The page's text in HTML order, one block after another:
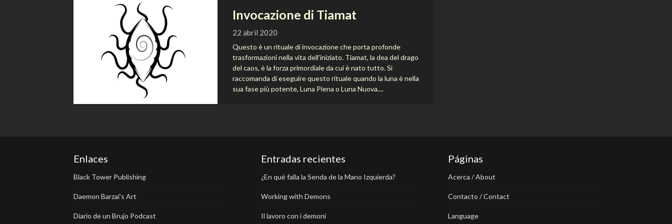
Invocazione di Tiamat
22 abril 2020
Questo è un rituale di invocazione che porta profonde
trasformazioni nella vita dell’iniziato. Tiamat, la dea del drago
del caos, è la forza primordiale da cui è nato tutto. Si
raccomanda di eseguire questo rituale quando la luna è nella
sua fase più potente, Luna Piena o Luna Nuova....
Enlaces
Black Tower Publishing
Daemon Barzai's Art
Diario de un Brujo Podcast
Entradas recientes
¿En qué falla la Senda de la Mano Izquierda?
Working with Demons
Il lavoro con i demoni
Páginas
Acerca / About
Contacto / Contact
Language